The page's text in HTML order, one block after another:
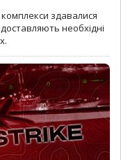
здавалися
необхідні